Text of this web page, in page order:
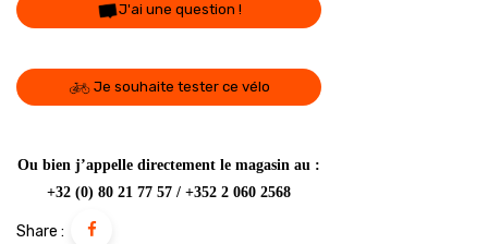
J'ai une question !
Je souhaite tester ce vélo
Ou bien j’appelle directement le magasin au :
+32 (0) 80 21 77 57 / +352 2 060 2568
Share :